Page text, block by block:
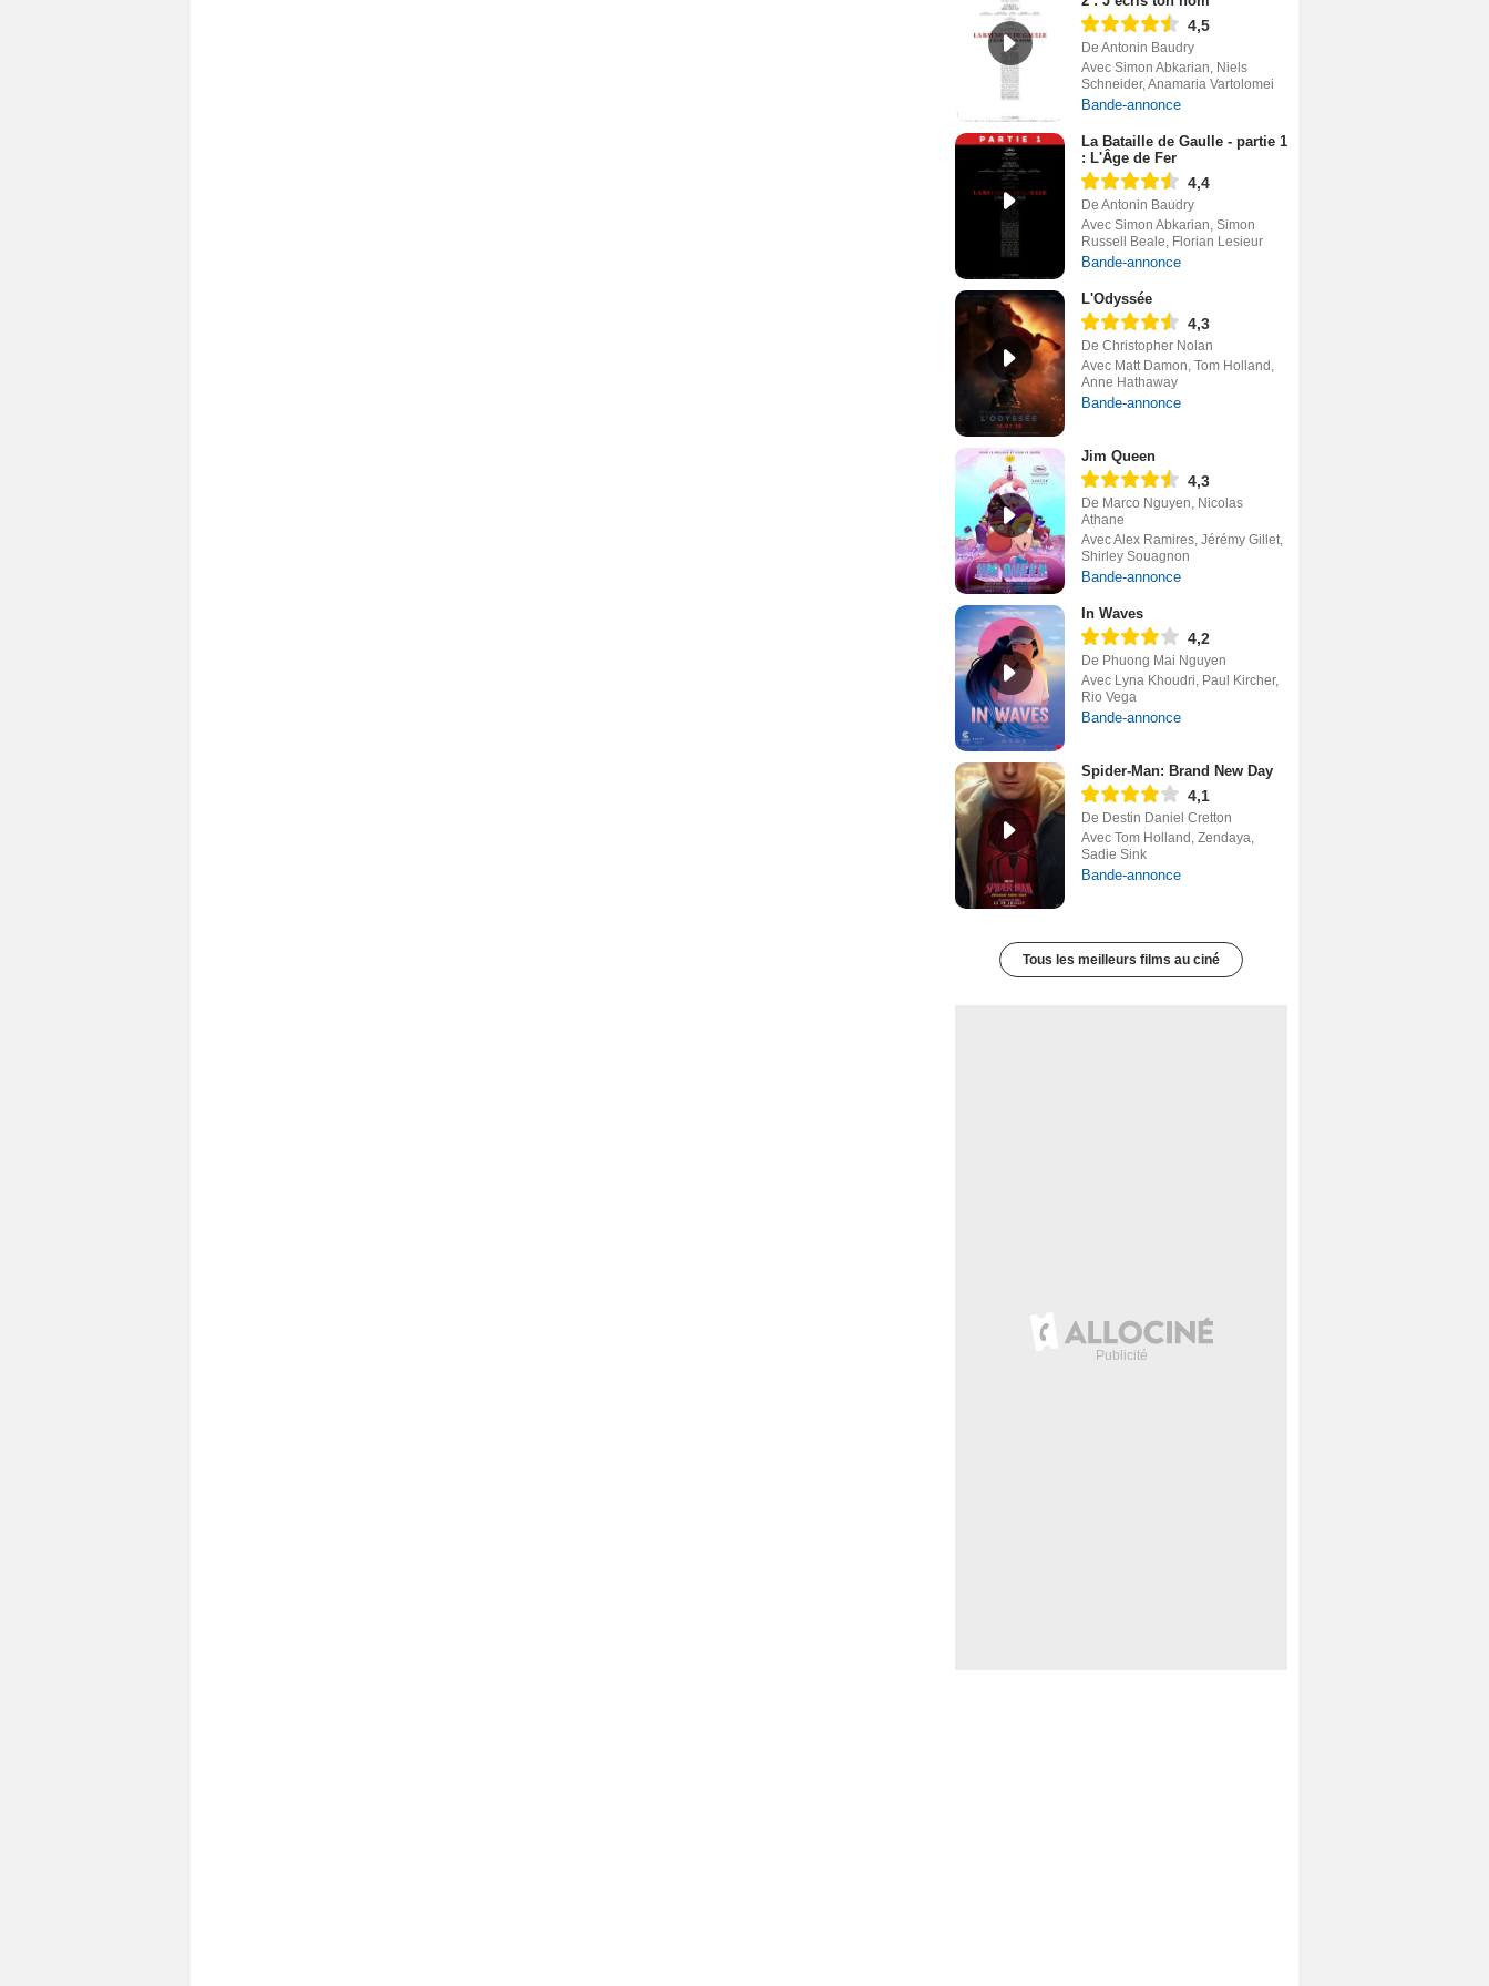
4,5
De Antonin Baudry
Avec Simon Abkarian, Niels
Schneider, Anamaria Vartolomei
Bande-annonce
La Bataille de Gaulle - partie 1
: L'Âge de Fer
4,4
De Antonin Baudry
Avec Simon Abkarian, Simon
Russell Beale, Florian Lesieur
Bande-annonce
L'Odyssée
4,3
De Christopher Nolan
Avec Matt Damon, Tom Holland,
Anne Hathaway
Bande-annonce
Jim Queen
4,3
De Marco Nguyen, Nicolas
Athane
Avec Alex Ramires, Jérémy Gillet,
Shirley Souagnon
Bande-annonce
In Waves
4,2
De Phuong Mai Nguyen
Avec Lyna Khoudri, Paul Kircher,
Rio Vega
Bande-annonce
Spider-Man: Brand New Day
4,1
De Destin Daniel Cretton
Avec Tom Holland, Zendaya,
Sadie Sink
Bande-annonce
Tous les meilleurs films au ciné